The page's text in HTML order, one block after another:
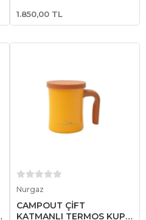
1.850,00 TL
Nurgaz
CAMPOUT ÇİFT
KATMANLI TERMOS KUPA